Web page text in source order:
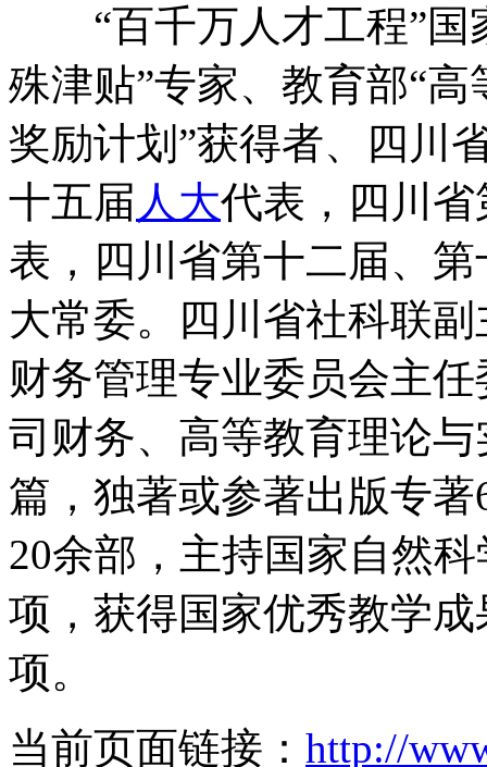
“百千万人才工程”国
殊津贴”专家、教育部“
奖励计划”获得者、四川
十五届 人大代表，四川
表，四川省第十二届、第
大常委。四川省社科联
财务管理专业委员会主
司财务、高等教育理论
篇，独著或参著出版专
20余部，主持国家自然
项，获得国家优秀教学
项。
当前页面链接： http://